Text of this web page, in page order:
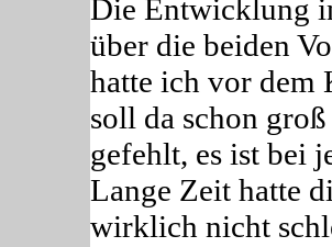
Die Entwicklung
über die beiden
hatte ich vor dem
soll da schon
gefehlt, es ist bei
Lange Zeit hatte
wirklich nicht